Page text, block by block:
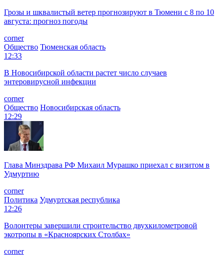
Грозы и шквалистый ветер прогнозируют в Тюмени с 8 по 10
августа: прогноз погоды
corner
Общество Тюменская область
12:33
В Новосибирской области растет число случаев
энтеровирусной инфекции
corner
Общество Новосибирская область
12:29
Глава Минздрава РФ Михаил Мурашко приехал с визитом в
Удмуртию
corner
Политика Удмуртская республика
12:26
Волонтеры завершили строительство двухкилометровой
экотропы в «Красноярских Столбах»
corner